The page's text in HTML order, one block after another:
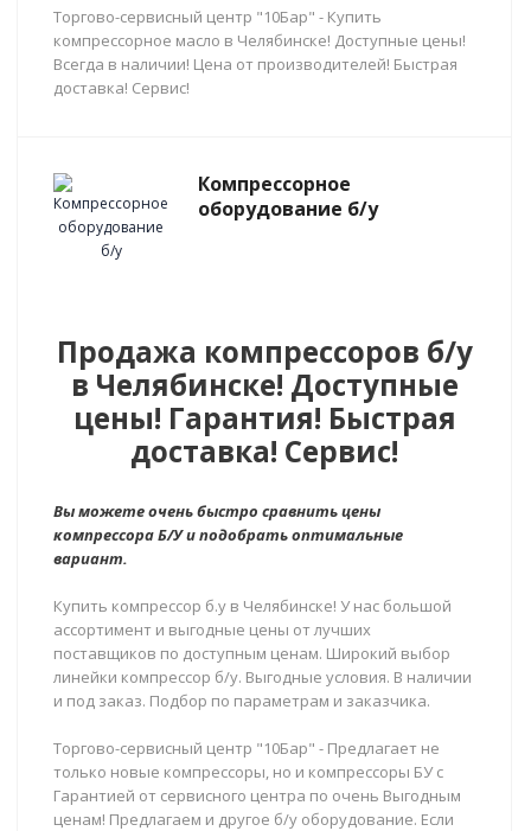
Торгово-сервисный центр "10Бар" - Купить
компрессорное масло в Челябинске! Доступные цены!
Всегда в наличии! Цена от производителей! Быстрая
доставка! Сервис!
Компрессорное
оборудование б/у
Продажа компрессоров б/у
в Челябинске! Доступные
цены! Гарантия! Быстрая
доставка! Сервис!
Вы можете очень быстро сравнить цены
компрессора Б/У и подобрать оптимальные
вариант.
Купить компрессор б.у в Челябинске! У нас большой
ассортимент и выгодные цены от лучших
поставщиков по доступным ценам. Широкий выбор
линейки компрессор б/у. Выгодные условия. В наличии
и под заказ. Подбор по параметрам и заказчика.
Торгово-сервисный центр "10Бар" - Предлагает не
только новые компрессоры, но и компрессоры БУ с
Гарантией от сервисного центра по очень Выгодным
ценам! Предлагаем и другое б/у оборудование. Если